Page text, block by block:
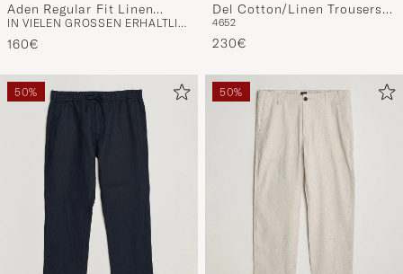
Aden Regular Fit Linen
Chinos Black
IN VIELEN GRÖSSEN ERHÄLTLICH
160€
Del Cotton/Linen Trousers
White
4652
230€
50% 50%